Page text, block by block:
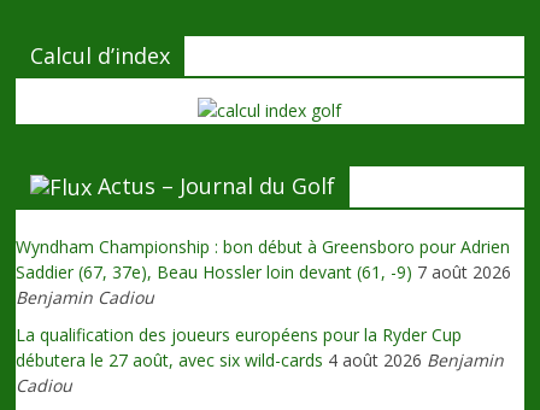
Calcul d’index
Actus – Journal du Golf
Wyndham Championship : bon début à Greensboro pour Adrien
Saddier (67, 37e), Beau Hossler loin devant (61, -9) 7 août 2026
Benjamin Cadiou
La qualification des joueurs européens pour la Ryder Cup
débutera le 27 août, avec six wild-cards 4 août 2026 Benjamin
Cadiou